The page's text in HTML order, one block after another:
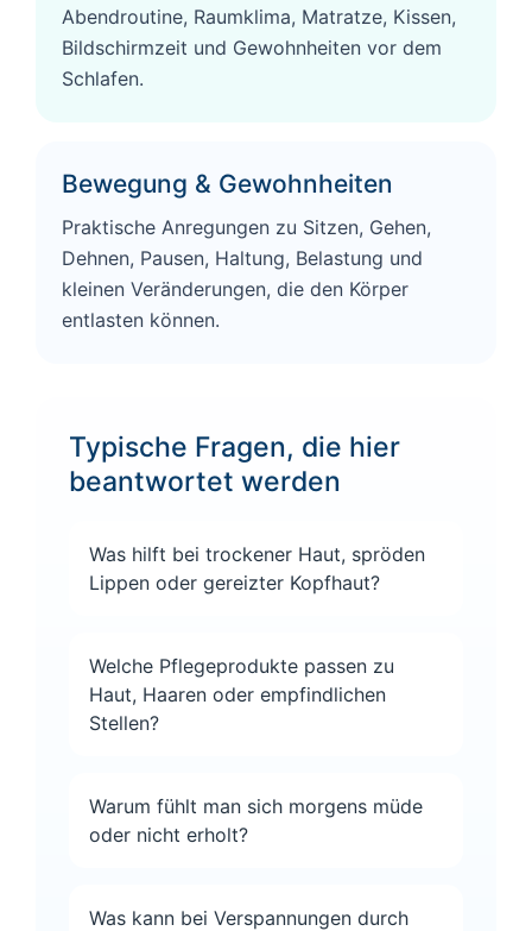
Abendroutine, Raumklima, Matratze, Kissen,
Bildschirmzeit und Gewohnheiten vor dem
Schlafen.
Bewegung & Gewohnheiten
Praktische Anregungen zu Sitzen, Gehen,
Dehnen, Pausen, Haltung, Belastung und
kleinen Veränderungen, die den Körper
entlasten können.
Typische Fragen, die hier
beantwortet werden
Was hilft bei trockener Haut, spröden
Lippen oder gereizter Kopfhaut?
Welche Pflegeprodukte passen zu
Haut, Haaren oder empfindlichen
Stellen?
Warum fühlt man sich morgens müde
oder nicht erholt?
Was kann bei Verspannungen durch